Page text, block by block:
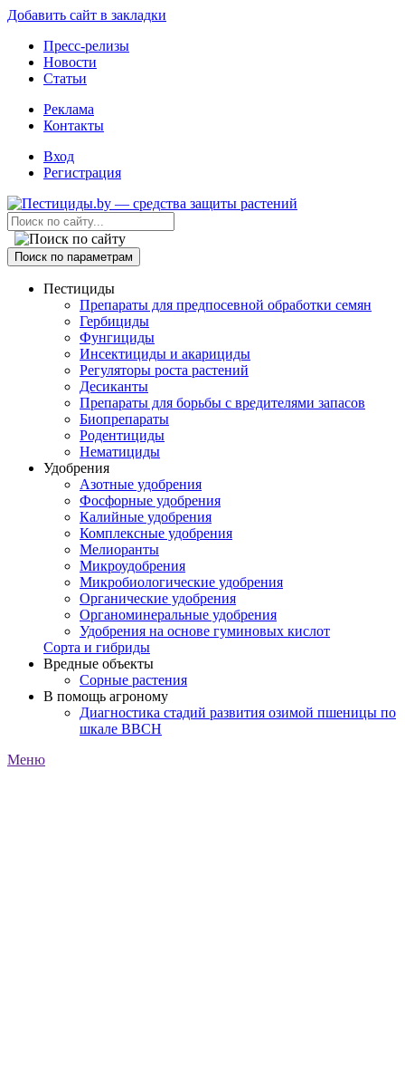
Добавить сайт в закладки
Пресс-релизы
Новости
Статьи
Реклама
Контакты
Вход
Регистрация
Поиск по параметрам
Пестициды
Препараты для предпосевной обработки семян
Гербициды
Фунгициды
Инсектициды и акарициды
Регуляторы роста растений
Десиканты
Препараты для борьбы с вредителями запасов
Биопрепараты
Родентициды
Нематициды
Удобрения
Азотные удобрения
Фосфорные удобрения
Калийные удобрения
Комплексные удобрения
Мелиоранты
Микроудобрения
Микробиологические удобрения
Органические удобрения
Органоминеральные удобрения
Удобрения на основе гуминовых кислот
Сорта и гибриды
Вредные объекты
Сорные растения
В помощь агроному
Диагностика стадий развития озимой пшеницы по
шкале ВВСН
Меню